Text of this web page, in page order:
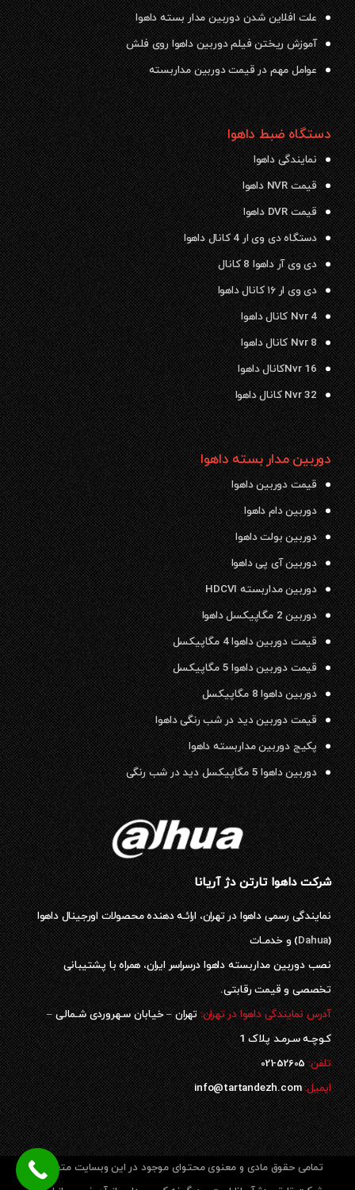
علت افلاین شدن دوربین مدار بسته داهوا
آموزش ریختن فیلم دوربین داهوا روی فلش
عوامل مهم در قیمت دوربین مداربسته
دستگاه ضبط داهوا
نمایندگی داهوا
قیمت NVR داهوا
قیمت DVR داهوا
دستگاه دی وی ار 4 کانال داهوا
دی وی آر داهوا 8 کانال
دی وی ار ۱۶ کانال داهوا
Nvr 4 کانال داهوا
Nvr 8 کانال داهوا
Nvr 16کانال داهوا
Nvr 32 کانال داهوا
دوربین مدار بسته داهوا
قیمت دوربین داهوا
دوربین دام داهوا
دوربین بولت داهوا
دوربین آی پی داهوا
دوربین مداربسته HDCVI
دوربین 2 مگاپیکسل داهوا
قیمت دوربین داهوا 4 مگاپیکسل
قیمت دوربین داهوا 5 مگاپیکسل
دوربین داهوا 8 مگاپیکسل
قیمت دوربین دید در شب رنگی داهوا
پکیج دوربین مداربسته داهوا
دوربین داهوا 5 مگاپیکسل دید در شب رنگی
شرکت داهوا تارتن دژ آریانا
نمایندگی رسمی داهوا در تهران، ارائـه دهنده محصولات اورجینال داهوا
(
Dahua) و خدمـات
نصب دوربین مداربسته داهوا درسراسر ایران، همراه با پشتیبانی
تخصصی و قیمت رقابتی.
آدرس نمایندگی داهوا در تهران:تهران – خیابان سـهروردی شـمالی –
کـوچـه سـرمـد پلاک 1
تلفن:52605-021
ایمیل:info@tartandezh.com
تمامی حقوق مادی و معنوی محتوای موجود در این وبسایت متعلق به